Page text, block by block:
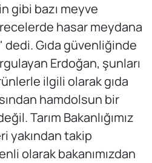
gibi bazı meyve
hasar meydana
Gıda güvenliğinde
Erdoğan, şunları
ilgili olarak gıda
hamdolsun bir
Tarım Bakanlığımız
yakından takip
olarak bakanımızdan